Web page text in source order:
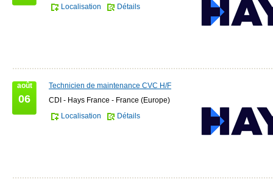
Localisation
Détails
août
06
Technicien de maintenance CVC H/F
CDI - Hays France - France (Europe)
Localisation
Détails